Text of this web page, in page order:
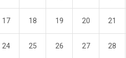
17 18 19 20 21
24 25 26 27 28